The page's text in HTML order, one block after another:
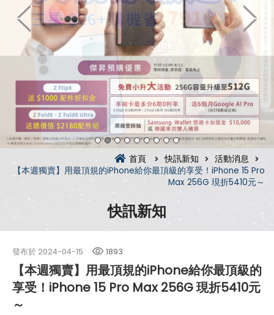
首頁 快訊新知
活動消息
【本週獨賣】用最頂規的iPhone給你最頂級的享受！iPhone 15 Pro
Max 256G 現折5410元～
快訊新知
發布於 2024-04-15 1893
【本週獨賣】用最頂規的iPhone給你最頂級的
享受！iPhone 15 Pro Max 256G 現折5410元
～